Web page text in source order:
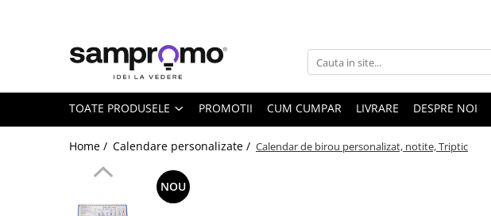
Toate Produsele
Agende datate
Agende nedatate
Agende saptamanale
Calendare personalizate
TOATE PRODUSELE PROMOTII CUM CUMPAR LIVRARE DESPRE NOI
Home / Calendare personalizate / Calendar de birou personalizat, notite, Triptic
NOU